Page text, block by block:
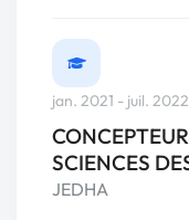
jan. 2021 - juil. 2022
SCIENCES
JEDHA